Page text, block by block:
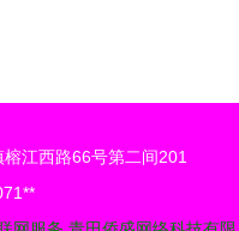
江西路66号第二间201